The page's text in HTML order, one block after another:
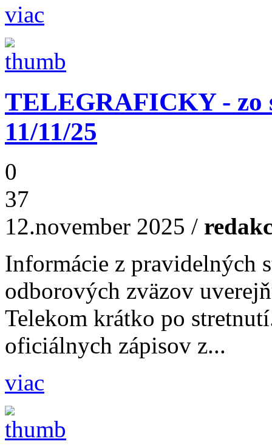
viac
TELEGRAFICKY - zo
11/11/25
0
37
12.november 2025 /
Informácie z pravidelných
odborových zväzov
Telekom krátko po
oficiálnych zápisov z...
viac